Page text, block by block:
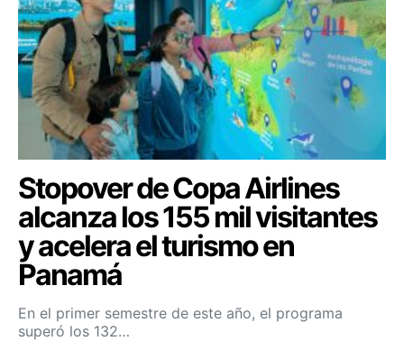
Stopover de Copa Airlines
alcanza los 155 mil visitantes
y acelera el turismo en
Panamá
En el primer semestre de este año, el programa
superó los 132…